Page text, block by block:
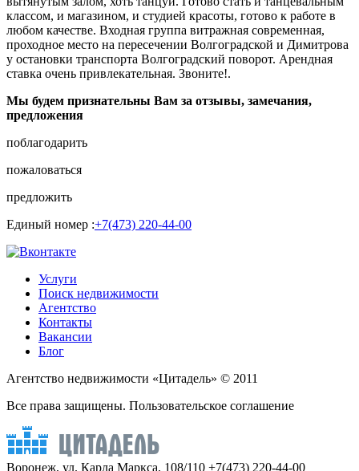
классом, и магазином, и студией красоты, готово к работе в
любом качестве. Входная группа витражная современная,
проходное место на пересечении Волгоградской и Димитрова
у остановки транспорта Волгоградский поворот. Арендная
ставка очень привлекательная. Звоните!.
Мы будем признательны Вам за отзывы, замечания,
предложения
поблагодарить
пожаловаться
предложить
Единый номер :+7(473) 220-44-00
Услуги
Поиск недвижимости
Агентство
Контакты
Вакансии
Блог
Агентство недвижимости «Цитадель» © 2011
Все права защищены. Пользовательское соглашение
Воронеж, ул. Карла Маркса, 108/110 +7(473) 220-44-00